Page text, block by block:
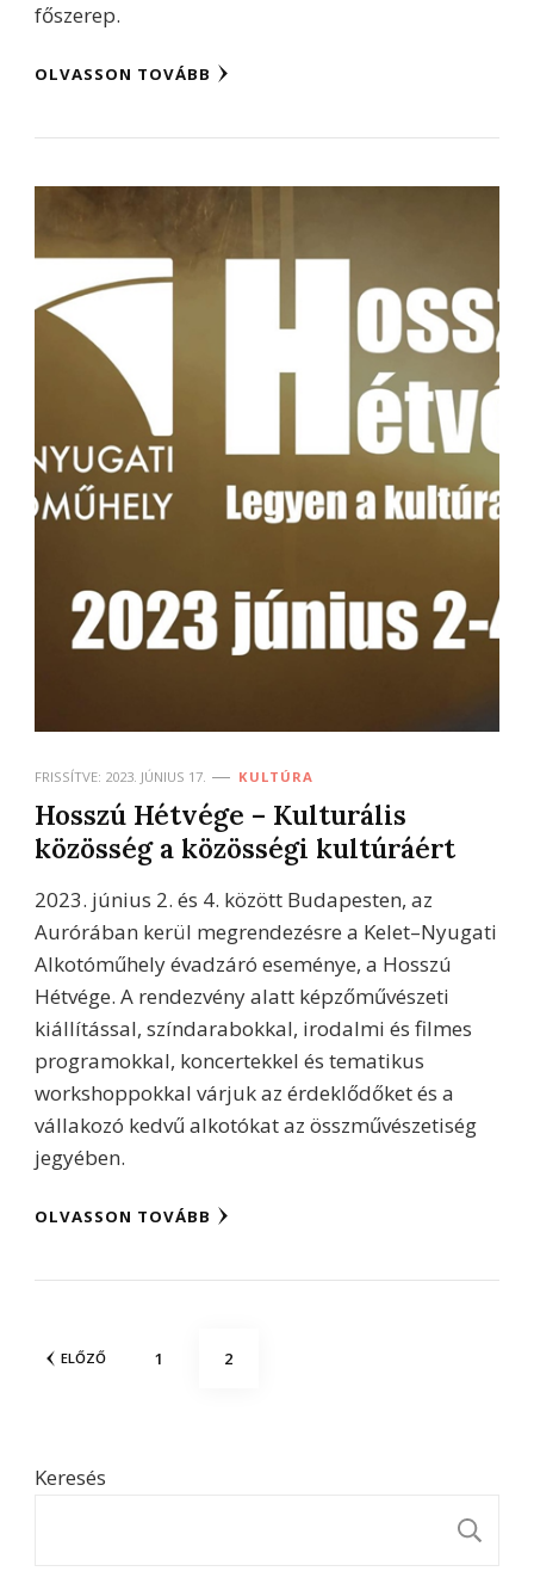
főszerep.
OLVASSON TOVÁBB
FRISSÍTVE: 2023. JÚNIUS 17. KULTÚRA
Hosszú Hétvége – Kulturális
közösség a közösségi kultúráért
2023. június 2. és 4. között Budapesten, az
Aurórában kerül megrendezésre a Kelet–Nyugati
Alkotóműhely évadzáró eseménye, a Hosszú
Hétvége. A rendezvény alatt képzőművészeti
kiállítással, színdarabokkal, irodalmi és filmes
programokkal, koncertekkel és tematikus
workshoppokkal várjuk az érdeklődőket és a
vállakozó kedvű alkotókat az összművészetiség
jegyében.
OLVASSON TOVÁBB
Bejegyzések
ELŐZŐ OLDAL
1 OLDAL
2
Keresés